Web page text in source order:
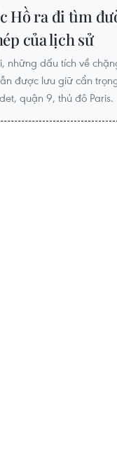
Hồ ra đi tìm
của lịch sử
những dấu tích về
được lưu giữ cẩn
quận 9, thủ đô Paris.